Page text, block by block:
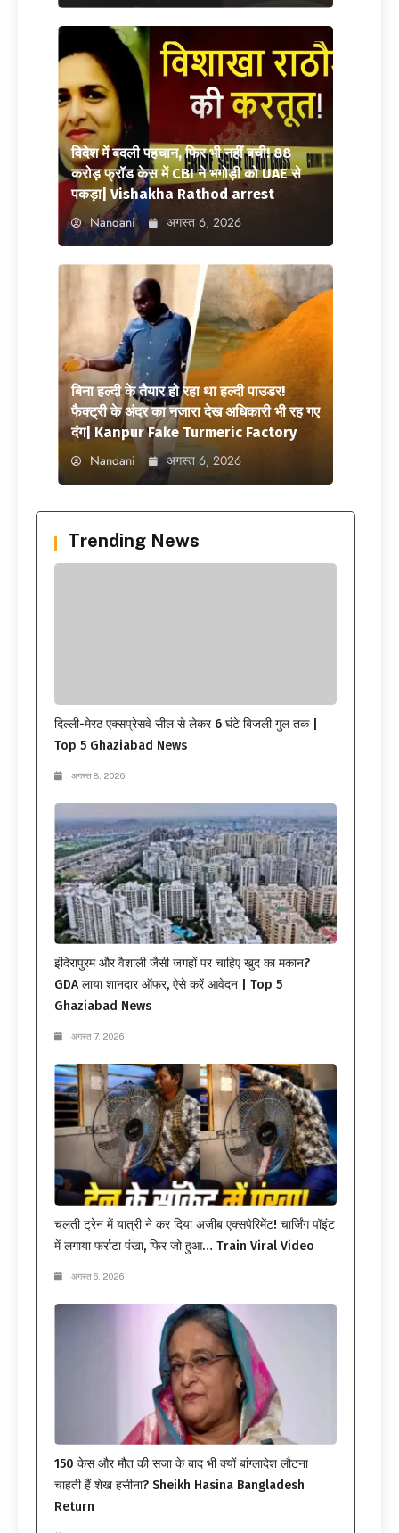
विदेश में बदली पहचान, फिर भी नहीं बची! 88
करोड़ फ्रॉड केस में CBI ने भगोड़ी को UAE से
पकड़ा| Vishakha Rathod arrest
Nandani अगस्त 6, 2026
बिना हल्दी के तैयार हो रहा था हल्दी पाउडर!
फैक्ट्री के अंदर का नजारा देख अधिकारी भी रह गए
दंग| Kanpur Fake Turmeric Factory
Nandani अगस्त 6, 2026
Trending News
दिल्ली-मेरठ एक्सप्रेसवे सील से लेकर 6 घंटे बिजली गुल तक |
Top 5 Ghaziabad News
अगस्त 8, 2026
इंदिरापुरम और वैशाली जैसी जगहों पर चाहिए खुद का मकान?
GDA लाया शानदार ऑफर, ऐसे करें आवेदन | Top 5
Ghaziabad News
अगस्त 7, 2026
चलती ट्रेन में यात्री ने कर दिया अजीब एक्सपेरिमेंट! चार्जिंग पॉइंट
में लगाया फर्राटा पंखा, फिर जो हुआ… Train Viral Video
अगस्त 6, 2026
150 केस और मौत की सजा के बाद भी क्यों बांग्लादेश लौटना
चाहती हैं शेख हसीना? Sheikh Hasina Bangladesh
Return